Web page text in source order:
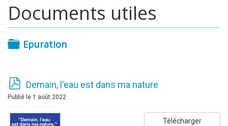
Documents utiles
Dossier
Epuration
p
d
Demain, l'eau est dans ma nature
Publié le 1 août 2022
Télécharger